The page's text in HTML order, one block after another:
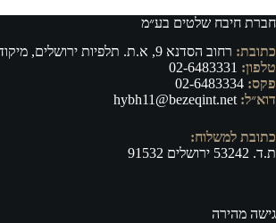
חברת חיבח שלטים בע״מ
כתובת: רחוב הסדנא 9, א.ת. תלפיות ירושלים, מיקוד 91532
טלפון: 02-6483331
פקס:
דוא״ל: hybh11@bezeqint.net
כתובת למשלוח:
ת.ד. 53242 ירושלים 91532
גישה מהירה